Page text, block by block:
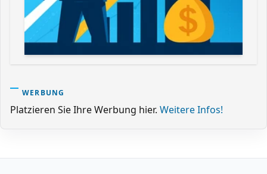
WERBUNG
Platzieren Sie Ihre Werbung hier. Weitere Infos!